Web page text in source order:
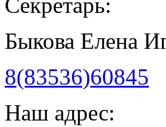
Быкова Елена
8(83536)60845
Наш адрес: